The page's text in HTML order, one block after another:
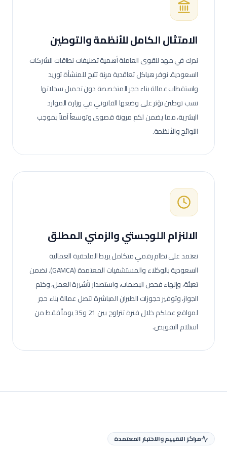
الامتثال الكامل للأنظمة والتوطين
ندرك في مهد للقوى العاملة أهمية تصنيفات نطاقات للشركات
السعودية. نوفر هياكل تعاقدية مرنة تتيح للمنشأة توريد
واستقطاب عمالةبناء حجرالمتخصصة دون تحميل سجلاتها
نسب توطين تؤثر على وضعها القانوني في وزارة الموارد
البشرية، مما يضمن لكم مرونة قصوى وتوسعاً آمناً بموجب
اللوائح والأنظمة.
الالنزام اللوجستي والزمني المطلق
نعتمد على نظام رقمي متكامل يربط الملحقية العمالية
السعودية بالوكلاء والمستشفيات المعتمدة (GAMCA). نضمن
تعبئة، وإنهاء فحص البصمات، واستصدار تأشيرة العمل، وختم
الجواز، وتوفير حجوزات الطيران المباشرة لتصل عمالةبناء حجر
لمواقع عملكم خلال فترة تتراوح بين 21 و35 يوماً فقط من
استلام التفويض.
مراكز التقييم والاختبار المعتمدة